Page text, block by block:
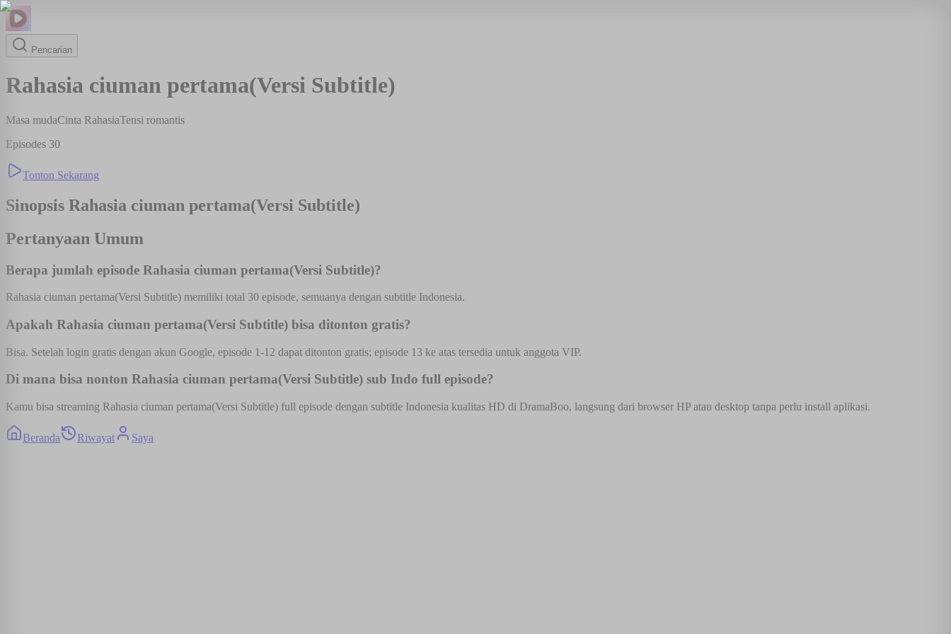
Pencarian
Rahasia ciuman pertama(Versi Subtitle)
Masa mudaCinta RahasiaTensi romantis
Episodes 30
Tonton Sekarang
Sinopsis Rahasia ciuman pertama(Versi Subtitle)
Pertanyaan Umum
Berapa jumlah episode Rahasia ciuman pertama(Versi Subtitle)?
Rahasia ciuman pertama(Versi Subtitle) memiliki total 30 episode, semuanya dengan subtitle Indonesia.
Apakah Rahasia ciuman pertama(Versi Subtitle) bisa ditonton gratis?
Bisa. Setelah login gratis dengan akun Google, episode 1-12 dapat ditonton gratis; episode 13 ke atas tersedia untuk anggota VIP.
Di mana bisa nonton Rahasia ciuman pertama(Versi Subtitle) sub Indo full episode?
Kamu bisa streaming Rahasia ciuman pertama(Versi Subtitle) full episode dengan subtitle Indonesia kualitas HD di DramaBoo, langsung dari browser HP atau desktop tanpa perlu install aplikasi.
Beranda Riwayat Saya